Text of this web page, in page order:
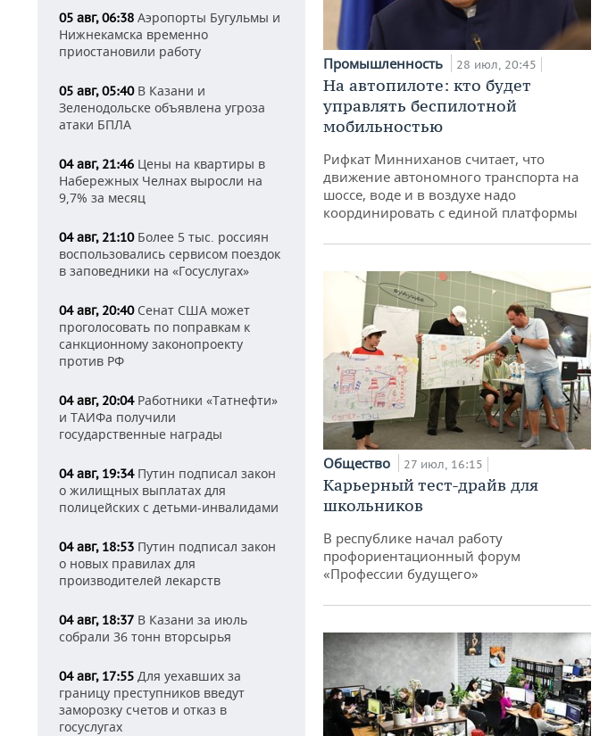
05 авг, 06:38 Аэропорты Бугульмы и
Нижнекамска временно
приостановили работу
05 авг, 05:40В Казани и
Зеленодольске объявлена угроза
атаки БПЛА
04 авг, 21:46 Цены на квартиры в
Набережных Челнах выросли на
9,7% за месяц
04 авг, 21:10Более 5 тыс. россиян
воспользовались сервисом поездок
в заповедники на «Госуслугах»
04 авг, 20:40Сенат США может
проголосовать по поправкам к
санкционному законопроекту
против РФ
04 авг, 20:04Работники «Татнефти»
и ТАИФа получили
государственные награды
04 авг, 19:34Путин подписал закон
о жилищных выплатах для
полицейских с детьми-инвалидами
04 авг, 18:53 Путин подписал закон
о новых правилах для
производителей лекарств
04 авг, 18:37 В Казани за июль
собрали 36 тонн вторсырья
04 авг, 17:55 Для уехавших за
границу преступников введут
заморозку счетов и отказ в
госуслугах
Промышленность 28 июл, 20:45
На автопилоте: кто будет
управлять беспилотной
мобильностью
Рифкат Минниханов считает, что
движение автономного транспорта на
шоссе, воде и в воздухе надо
координировать с единой платформы
Общество 27 июл, 16:15
Карьерный тест-драйв для
школьников
В республике начал работу
профориентационный форум
«Профессии будущего»